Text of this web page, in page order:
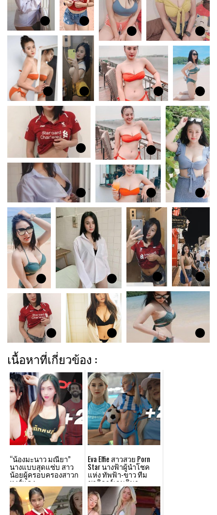
เนื้อหาที่เกี่ยวข้อง :
“น้องมะนาว มณียา”
นางแบบสุดแซ่บ สาว
น้อยผู้ครอบครองสาวก
หงส์แดง
Eva Elfie สาวสวย Porn
Star นางฟ้าผู้นำโชค
แห่ง ทัพฟ้า-ขาว ทีม
ชาติอาร์เจนตินา